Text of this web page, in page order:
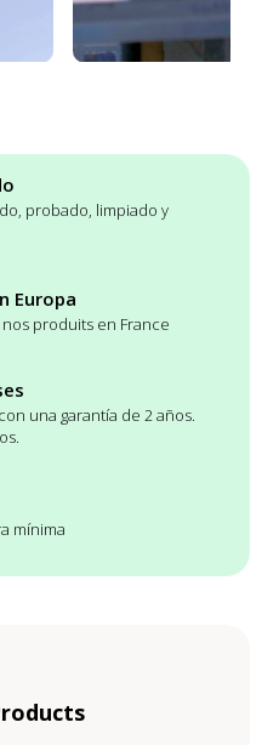
probado, limpiado y
Europa
produits en France
una garantía de 2 años.
mínima